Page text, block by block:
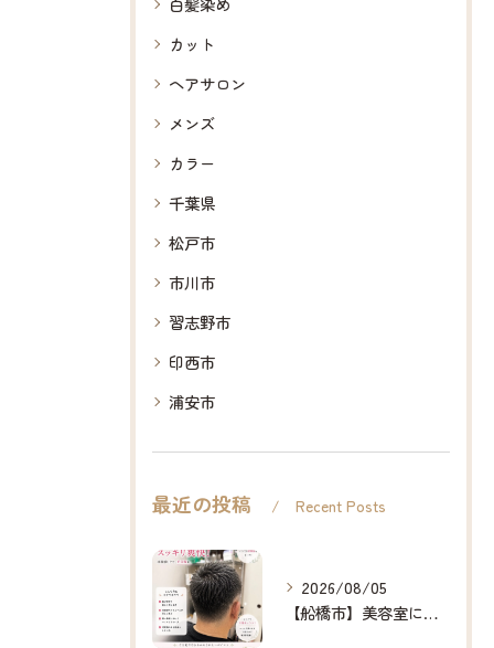
カット
ヘアサロン
メンズ
カラー
千葉県
松戸市
市川市
習志野市
印西市
浦安市
最近の投稿 Recent Posts
2026/08/05
【船橋市】美容室に行けない…をなくしたい✂️✨